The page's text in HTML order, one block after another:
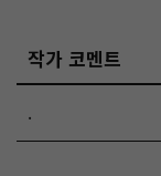
작가 코멘트
.